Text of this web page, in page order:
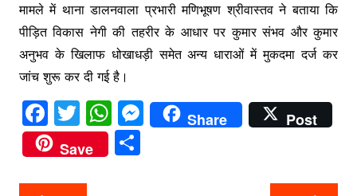
मामले में थाना डालनवाला प्रभारी मणिभूषण श्रीवास्तव ने बताया कि
पीड़ित विकास नेगी की तहरीर के आधार पर कुमार संभव और कुमार
अनुभव के खिलाफ धोखाधड़ी समेत अन्य धाराओं में मुकदमा दर्ज कर
जांच शुरू कर दी गई है।
F
a
c
e
T
w
itt
er
W
h
at
M
e
Share
Post
Save
S